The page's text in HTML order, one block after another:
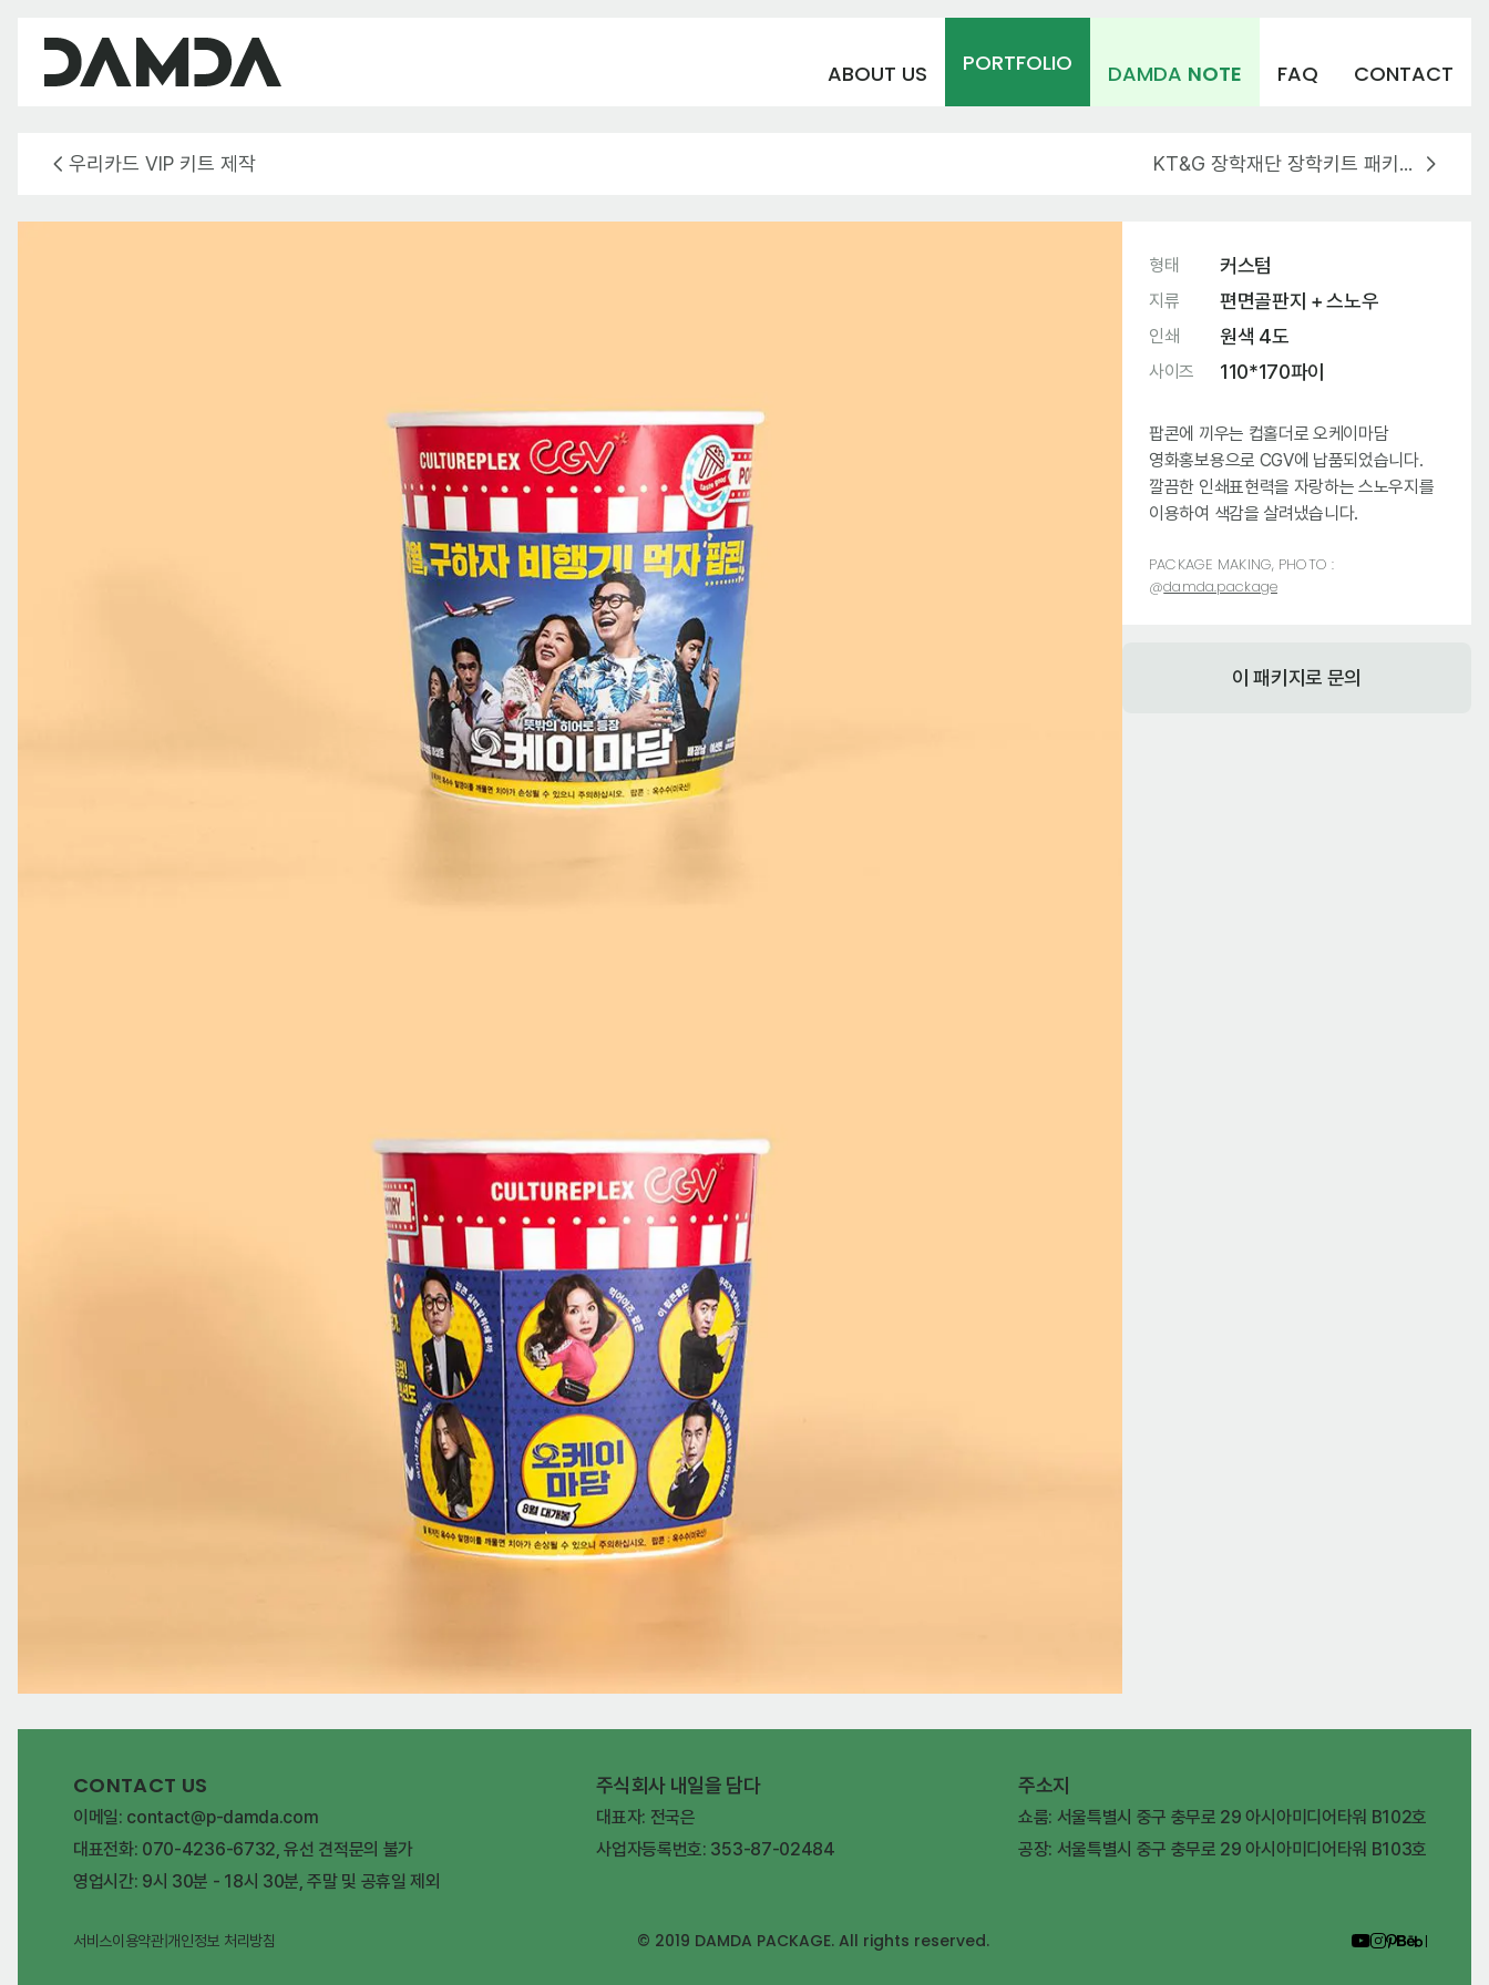
ABOUT US PORTFOLIO DAMDA NOTE FAQ CONTACT
우리카드 VIP 키트 제작 KT&G 장학재단 장학키트 패키지 디자인 제작
형태 커스텀
지류 편면골판지 + 스노우
인쇄 원색 4도
사이즈 110*170파이
팝콘에 끼우는 컵홀더로 오케이마담
영화홍보용으로 CGV에 납품되었습니다.
깔끔한 인쇄표현력을 자랑하는 스노우지를
이용하여 색감을 살려냈습니다.
PACKAGE MAKING, PHOTO :
@damda.package
이 패키지로 문의
CONTACT US
이메일: contact@p-damda.com
대표전화: 070-4236-6732, 유선 견적문의 불가
영업시간: 9시 30분 - 18시 30분, 주말 및 공휴일 제외
주식회사 내일을 담다
대표자: 전국은
사업자등록번호: 353-87-02484
주소지
쇼룸: 서울특별시 중구 충무로 29 아시아미디어타워 B102호
공장: 서울특별시 중구 충무로 29 아시아미디어타워 B103호
서비스이용약관| 개인정보 처리방침 © 2019 DAMDA PACKAGE. All rights reserved.